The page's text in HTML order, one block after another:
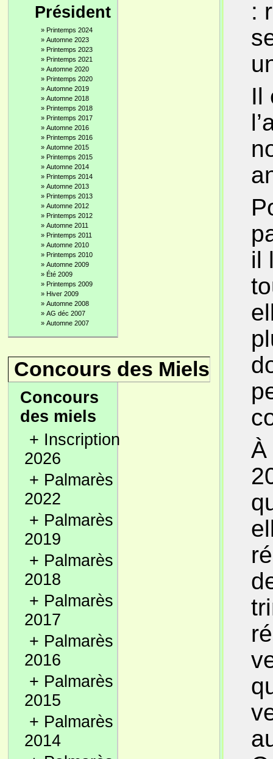
Président
» Printemps 2024
» Automne 2023
» Printemps 2023
» Printemps 2021
» Automne 2020
» Printemps 2020
» Automne 2019
» Automne 2018
» Printemps 2018
» Printemps 2017
» Automne 2016
» Printemps 2016
» Automne 2015
» Printemps 2015
» Automne 2014
» Printemps 2014
» Automne 2013
» Printemps 2013
» Automne 2012
» Printemps 2012
» Automne 2011
» Printemps 2011
» Automne 2010
» Printemps 2010
» Automne 2009
» Été 2009
» Printemps 2009
» Hiver 2009
» Automne 2008
» AG déc 2007
» Automne 2007
Concours des Miels
Concours
des miels
+ Inscription
2026
+ Palmarès
2022
+ Palmarès
2019
+ Palmarès
2018
+ Palmarès
2017
+ Palmarès
2016
+ Palmarès
2015
+ Palmarès
2014
:
Il
il
À